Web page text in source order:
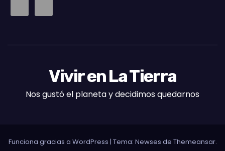
Vivir en La Tierra
Nos gustó el planeta y decidimos quedarnos
Funciona gracias a WordPress | Tema: Newses de Themeansar.